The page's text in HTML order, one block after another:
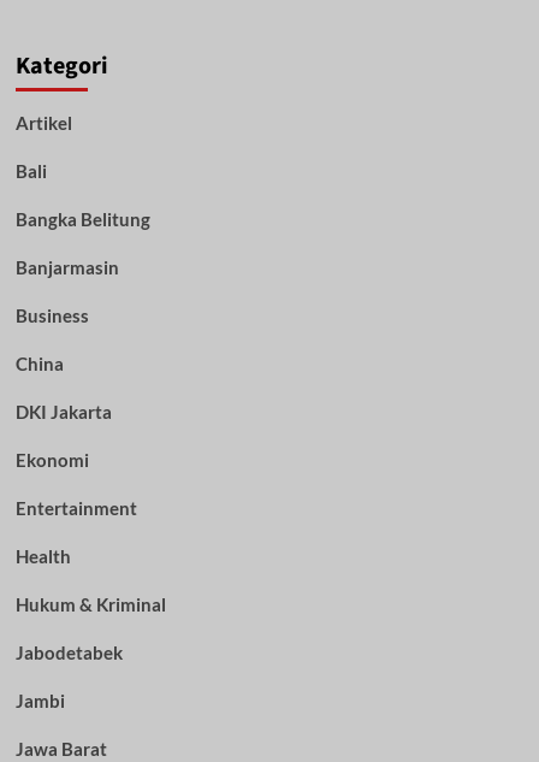
Kategori
Artikel
Bali
Bangka Belitung
Banjarmasin
Business
China
DKI Jakarta
Ekonomi
Entertainment
Health
Hukum & Kriminal
Jabodetabek
Jambi
Jawa Barat